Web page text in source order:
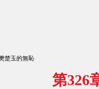
楚玉的無恥
第326